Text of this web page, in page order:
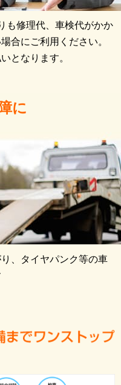
も修理代、車検代がかか
合にご利用ください。
となります。
に
、タイヤパンク等の車